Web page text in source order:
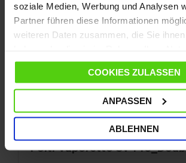
soziale Medien, Werbung und Analysen
Partner führen diese Informationen
weiteren Daten zusammen, die Sie
gesammelt haben.
COOKIES ZULASSEN
ANPASSEN
ABLEHNEN
Polti Vaporetto